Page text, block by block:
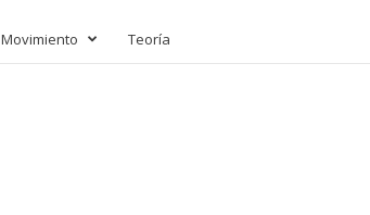
Movimiento Teoría